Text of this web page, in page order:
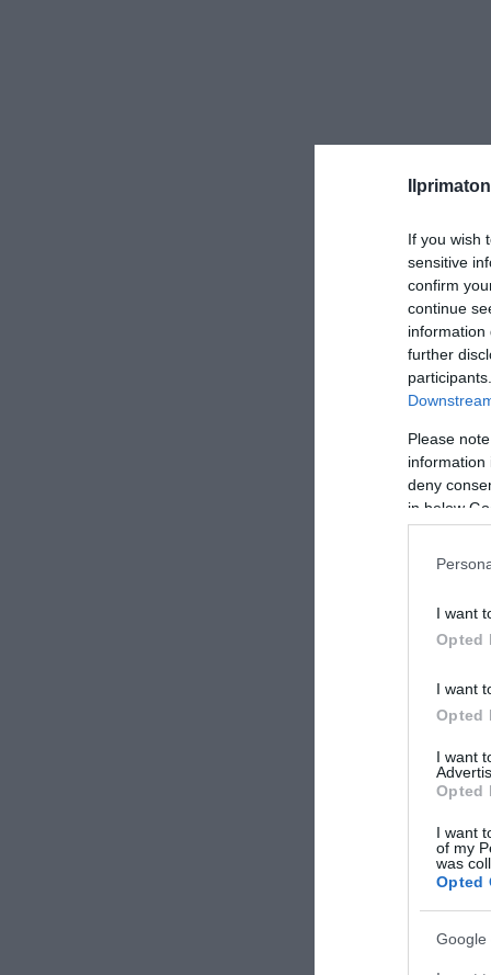
If you wish
sensitive
confirm
continue
information
further
Please
information
deny
in below
I want
Opted
I want
Opted
I want
Opted
I want
of my
was
Opted
Google
CONVIDIDI
previous post
L’ultimatum di
nell’impianto